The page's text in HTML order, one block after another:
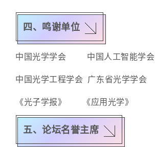
四、鸣谢单位
中国光学学会 中国人工智能学会
中国光学工程学会 广东省光学学会
《光子学报》 《应用光学》
五、论坛名誉主席